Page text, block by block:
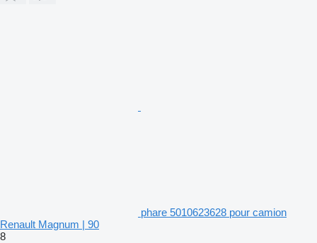
phare 5010623628 pour camion
Renault Magnum | 90
8